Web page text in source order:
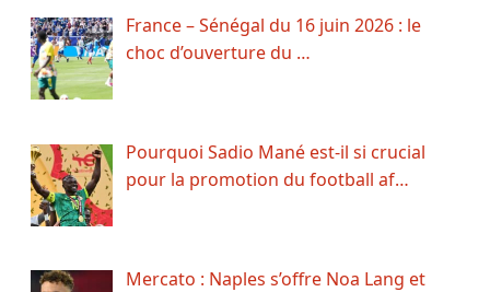
France – Sénégal du 16 juin 2026 : le
choc d’ouverture du …
Pourquoi Sadio Mané est-il si crucial
pour la promotion du football af…
Mercato : Naples s’offre Noa Lang et